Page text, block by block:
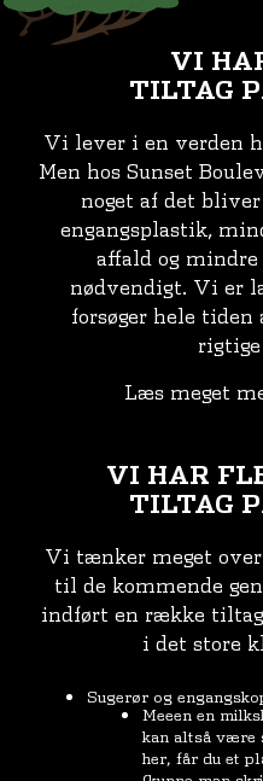
VI
TILTAG
Vi lever i en verden
Men hos Sunset
noget af det
engangsplastik,
affald og
nødvendigt. Vi er
forsøger hele
Læs meget
VI HAR
TILTAG
Vi tænker meget
til de kommende
indført en række
i det store
Sugerør og
Meeen en
kan altså være
her, får du et